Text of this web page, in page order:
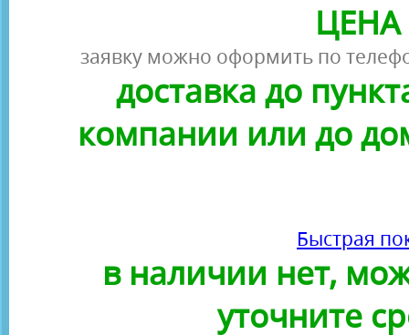
ЦЕНА
заявку можно оформить по
доставка до
компании или до
Быстрая
в наличии нет,
уточните